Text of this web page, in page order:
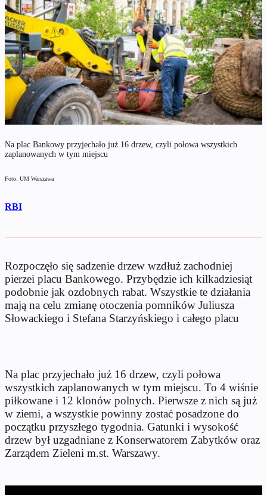
Na plac Bankowy przyjechało już 16 drzew, czyli połowa wszystkich
zaplanowanych w tym miejscu
Foto: UM Warszawa
RBI
Rozpoczęło się sadzenie drzew wzdłuż zachodniej
pierzei placu Bankowego. Przybędzie ich kilkadziesiąt
podobnie jak ozdobnych rabat. Wszystkie te działania
mają na celu zmianę otoczenia pomników Juliusza
Słowackiego i Stefana Starzyńskiego i całego placu
Na plac przyjechało już 16 drzew, czyli połowa
wszystkich zaplanowanych w tym miejscu. To 4 wiśnie
piłkowane i 12 klonów polnych. Pierwsze z nich są już
w ziemi, a wszystkie powinny zostać posadzone do
początku przyszłego tygodnia. Gatunki i wysokość
drzew był uzgadniane z Konserwatorem Zabytków oraz
Zarządem Zieleni m.st. Warszawy.